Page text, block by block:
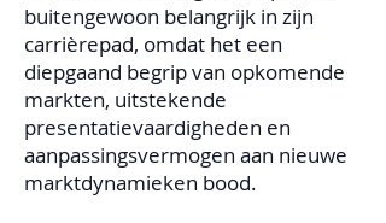
buitengewoon belangrijk in zijn
carrièrepad, omdat het een
diepgaand begrip van opkomende
markten, uitstekende
presentatievaardigheden en
aanpassingsvermogen aan nieuwe
marktdynamieken bood.